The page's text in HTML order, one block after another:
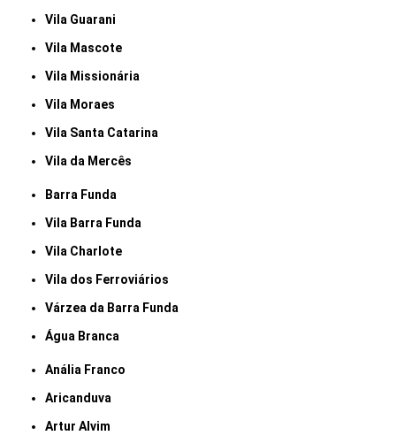
Vila Guarani
Vila Mascote
Vila Missionária
Vila Moraes
Vila Santa Catarina
Vila da Mercês
Barra Funda
Vila Barra Funda
Vila Charlote
Vila dos Ferroviários
Várzea da Barra Funda
Água Branca
Anália Franco
Aricanduva
Artur Alvim